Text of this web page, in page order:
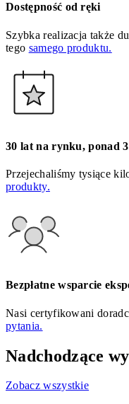
Dostępność od ręki
Szybka realizacja także
tego samego produktu.
30 lat na rynku, ponad
Przejechaliśmy tysiące
produkty.
Bezpłatne wsparcie
Nasi certyfikowani
pytania.
Nadchodzące
Zobacz wszystkie